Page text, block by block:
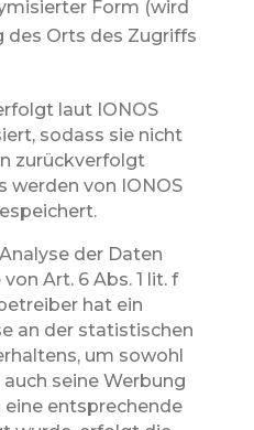
Form (wird
des Orts des Zugriffs
laut IONOS
sodass sie nicht
zurückverfolgt
werden von IONOS
der Daten
Art. 6 Abs. 1 lit. f
hat ein
an der statistischen
um sowohl
seine Werbung
entsprechende